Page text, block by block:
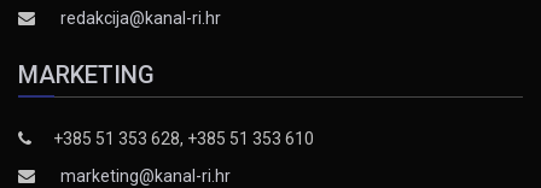
redakcija@kanal-ri.hr
MARKETING
+385 51 353 628, +385 51 353 610
marketing@kanal-ri.hr